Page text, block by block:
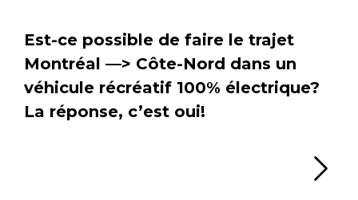
Est-ce possible de faire le trajet
Montréal —> Côte-Nord dans un
véhicule récréatif 100% électrique?
La réponse, c’est oui!